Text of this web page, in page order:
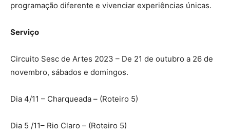
programação diferente e vivenciar experiências únicas.
Serviço
Circuito Sesc de Artes 2023 – De 21 de outubro a 26 de
novembro, sábados e domingos.
Dia 4/11 – Charqueada – (Roteiro 5)
Dia 5 /11– Rio Claro – (Roteiro 5)